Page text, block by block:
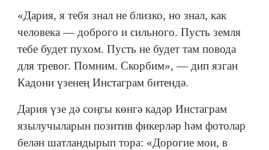
«Дария, я тебя знал не близко, но знал, как
человека — доброго и сильного. Пусть земля
тебе будет пухом. Пусть не будет там повода
для тревог. Помним. Скорбим», — дип язган
Кадони үзенең Инстаграм битендә.
Дария үзе дә соңгы көнгә кадәр Инстаграм
язылучыларын позитив фикерләр һәм фотолар
белән шатландырып тора: «Дорогие мои, в